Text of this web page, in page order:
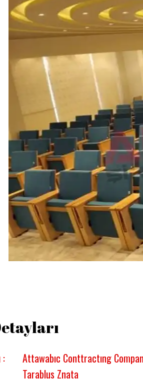
:
Attawabıc Conttractıng
Tarablus Znata